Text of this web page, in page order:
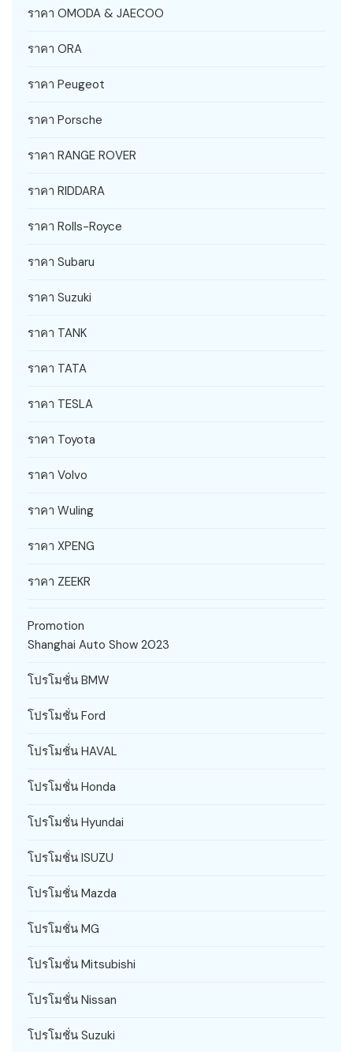
ราคา OMODA & JAECOO
ราคา ORA
ราคา Peugeot
ราคา Porsche
ราคา RANGE ROVER
ราคา RIDDARA
ราคา Rolls-Royce
ราคา Subaru
ราคา Suzuki
ราคา TANK
ราคา TATA
ราคา TESLA
ราคา Toyota
ราคา Volvo
ราคา Wuling
ราคา XPENG
ราคา ZEEKR
Promotion
Shanghai Auto Show 2023
โปรโมชั่น BMW
โปรโมชั่น Ford
โปรโมชั่น HAVAL
โปรโมชั่น Honda
โปรโมชั่น Hyundai
โปรโมชั่น ISUZU
โปรโมชั่น Mazda
โปรโมชั่น MG
โปรโมชั่น Mitsubishi
โปรโมชั่น Nissan
โปรโมชั่น Suzuki